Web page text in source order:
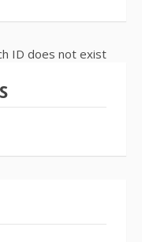
ID does not exist